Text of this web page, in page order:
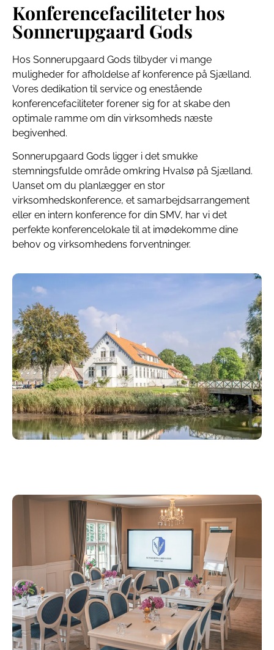
Konferencefaciliteter hos
Sonnerupgaard Gods
Hos Sonnerupgaard Gods tilbyder vi mange
muligheder for afholdelse af konference på Sjælland.
Vores dedikation til service og enestående
konferencefaciliteter forener sig for at skabe den
optimale ramme om din virksomheds næste
begivenhed.
Sonnerupgaard Gods ligger i det smukke
stemningsfulde område omkring Hvalsø på Sjælland.
Uanset om du planlægger en stor
virksomhedskonference, et samarbejdsarrangement
eller en intern konference for din SMV, har vi det
perfekte konferencelokale til at imødekomme dine
behov og virksomhedens forventninger.